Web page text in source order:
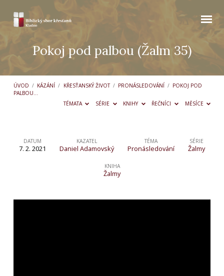
Pokoj pod palbou (Žalm 35)
ÚVOD / KÁZÁNÍ / KŘESŤANSKÝ ŽIVOT / PRONÁSLEDOVÁNÍ / POKOJ POD
PALBOU…
TÉMATA
SÉRIE KNIHY ŘEČNÍCI MĚSÍCE
Pokoj
(Žalm
DATUM
7. 2. 2021
KAZATEL
Daniel Adamovský
TÉMA
Pronásledování
SÉRIE
Žalmy
KNIHA
Žalmy